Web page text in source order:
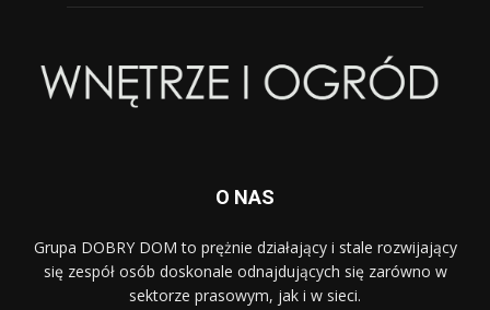
O NAS
Grupa DOBRY DOM to prężnie działający i stale rozwijający
się zespół osób doskonale odnajdujących się zarówno w
sektorze prasowym, jak i w sieci.